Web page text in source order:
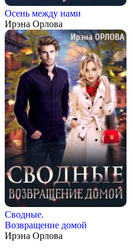
Осень между нами
Ирэна Орлова
Сводные.
Возвращение домой
Ирэна Орлова